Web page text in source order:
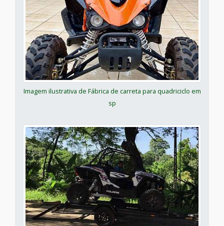
Imagem ilustrativa de Fábrica de carreta para quadriciclo em
sp